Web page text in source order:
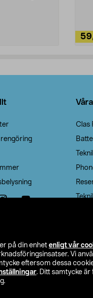
på din enhet enligt vår
Vi
eftersom dessa
. Ditt samtycke är
Clas